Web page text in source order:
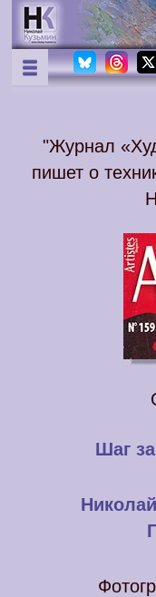
"Журнал
пишет о
Шаг